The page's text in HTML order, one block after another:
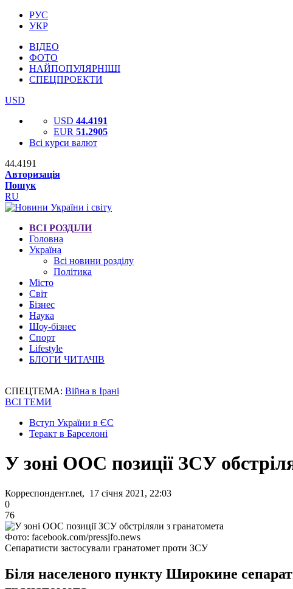
РУС
УКР
ВІДЕО
ФОТО
НАЙПОПУЛЯРНІШІ
СПЕЦПРОЕКТИ
USD
USD 44.4191
EUR 51.2905
Всі курси валют
44.4191
Авторизація
Пошук
RU
ВСІ РОЗДІЛИ
Головна
Україна
Всі новини розділу
Політика
Місто
Світ
Бізнес
Наука
Шоу-бізнес
Спорт
Lifestyle
БЛОГИ ЧИТАЧІВ
СПЕЦТЕМА: Війна в Ірані
ВСІ ТЕМИ
Вступ України в ЄС
Теракт в Барселоні
У зоні ООС позиції ЗСУ
Корреспондент.net, 17 січня 2021, 22:03
0
76
Фото: facebook.com/pressjfo.news
Сепаратисти застосували гранатомет проти ЗСУ
Біля населеного пункту Широкине